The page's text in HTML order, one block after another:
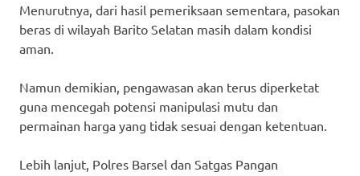
Menurutnya, dari hasil pemeriksaan sementara, pasokan
beras di wilayah Barito Selatan masih dalam kondisi
aman.
Namun demikian, pengawasan akan terus diperketat
guna mencegah potensi manipulasi mutu dan
permainan harga yang tidak sesuai dengan ketentuan.
Lebih lanjut, Polres Barsel dan Satgas Pangan